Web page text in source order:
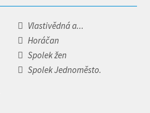
Vlastivědná a...
Horáčan
Spolek žen
Spolek Jednoměsto.